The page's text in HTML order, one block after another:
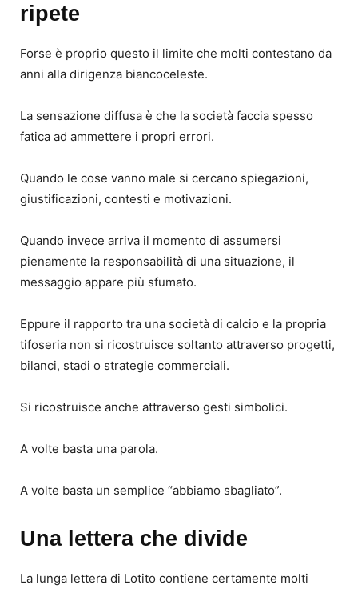
ripete
Forse è proprio questo il limite che molti contestano da
anni alla dirigenza biancoceleste.
La sensazione diffusa è che la società faccia spesso
fatica ad ammettere i propri errori.
Quando le cose vanno male si cercano spiegazioni,
giustificazioni, contesti e motivazioni.
Quando invece arriva il momento di assumersi
pienamente la responsabilità di una situazione, il
messaggio appare più sfumato.
Eppure il rapporto tra una società di calcio e la propria
tifoseria non si ricostruisce soltanto attraverso progetti,
bilanci, stadi o strategie commerciali.
Si ricostruisce anche attraverso gesti simbolici.
A volte basta una parola.
A volte basta un semplice “abbiamo sbagliato”.
Una lettera che divide
La lunga lettera di Lotito contiene certamente molti